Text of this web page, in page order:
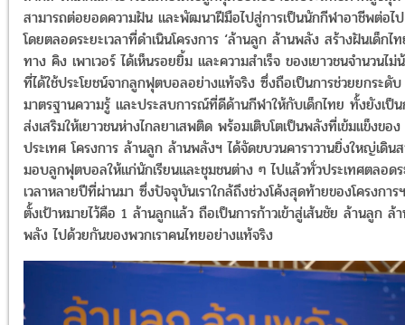
สามารถต่อยอดความฝัน และพัฒนาฝีมือไปสู่การเป็นนักกีฬาอาชีพต่อไป
โดยตลอดระยะเวลาที่ดำเนินโครงการ ‘ล้านลูก ล้านพลัง สร้างฝันเด็กไท
ทาง คิง เพาเวอร์ ได้เห็นรอยยิ้ม และความสำเร็จ ของเยาวชนจำนวนไม่
ที่ได้ใช้ประโยชน์จากลูกฟุตบอลอย่างแท้จริง ซึ่งถือเป็นการช่วยยกระดับ
มาตรฐานความรู้ และประสบการณ์ที่ดีด้านกีฬาให้กับเด็กไทย ทั้งยังเป็น
ส่งเสริมให้เยาวชนห่างไกลยาเสพติด พร้อมเติบโตเป็นพลังที่เข้มแข็งของ
ประเทศ โครงการ ล้านลูก ล้านพลังฯ ได้จัดขบวนคาราวานยิ่งใหญ่เดิน
มอบลูกฟุตบอลให้แก่นักเรียนและชุมชนต่าง ๆ ไปแล้วทั่วประเทศตลอด
เวลาหลายปีที่ผ่านมา ซึ่งปัจจุบันเราใกล้ถึงช่วงโค้งสุดท้ายของโครงกา
ตั้งเป้าหมายไว้คือ 1 ล้านลูกแล้ว ถือเป็นการก้าวเข้าสู่เส้นชัย ล้านลูก ล้
พลัง ไปด้วยกันของพวกเราคนไทยอย่างแท้จริง